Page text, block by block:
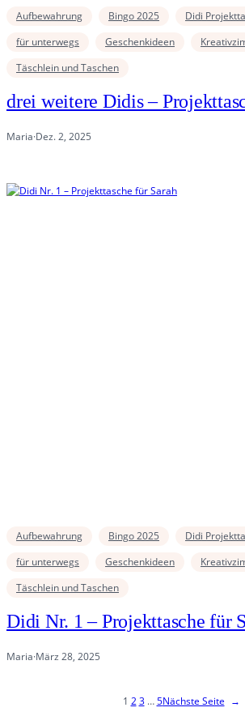
Aufbewahrung Bingo 2025
Didi
für unterwegs
Geschenkideen
Täschlein und Taschen
drei weitere Didis –
Maria·Dez. 2, 2025
Aufbewahrung Bingo 2025
Didi
für unterwegs
Geschenkideen
Täschlein und Taschen
Didi Nr. 1 – Projekttasche für
Maria·März 28, 2025
1 2 3 … 5Nächste Seite →